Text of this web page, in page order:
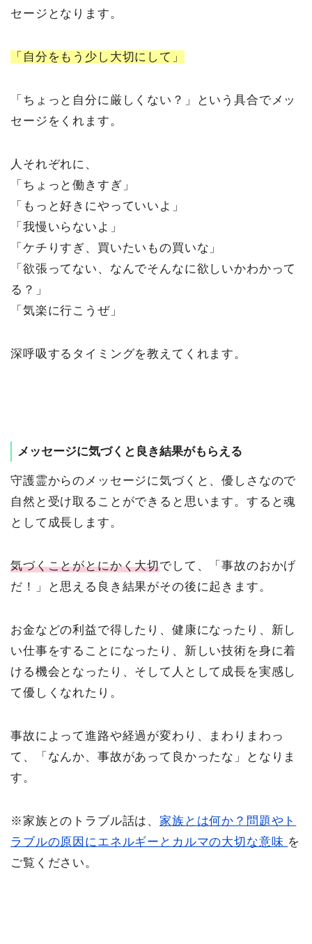
セージとなります。
「自分をもう少し大切にして」
「ちょっと自分に厳しくない？」という具合でメッ
セージをくれます。
人それぞれに、
「ちょっと働きすぎ」
「もっと好きにやっていいよ」
「我慢いらないよ」
「ケチりすぎ、買いたいもの買いな」
「欲張ってない、なんでそんなに欲しいかわかって
る？」
「気楽に行こうぜ」
深呼吸するタイミングを教えてくれます。
メッセージに気づくと良き結果がもらえる
守護霊からのメッセージに気づくと、優しさなので
自然と受け取ることができると思います。すると魂
として成長します。
気づくことがとにかく大切でして、「事故のおかげ
だ！」と思える良き結果がその後に起きます。
お金などの利益で得したり、健康になったり、新し
い仕事をすることになったり、新しい技術を身に着
ける機会となったり、そして人として成長を実感し
て優しくなれたり。
事故によって進路や経過が変わり、まわりまわっ
て、「なんか、事故があって良かったな」となりま
す。
※家族とのトラブル話は、 家族とは何か？問題やト
ラブルの原因にエネルギーとカルマの大切な意味 を
ご覧ください。